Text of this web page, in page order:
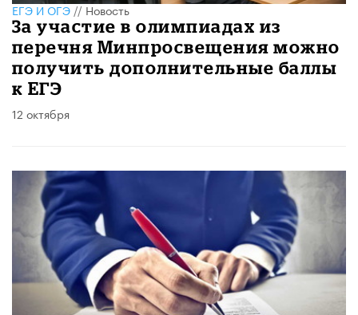
ЕГЭ И ОГЭ//Новость
За участие в олимпиадах из
перечня Минпросвещения можно
получить дополнительные баллы
к ЕГЭ
12 октября